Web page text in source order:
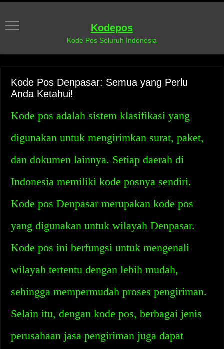
Kodepos
Kode Pos Seluruh Indonesia
Kode Pos Denpasar: Semua yang Perlu
Anda Ketahui!
Kode pos adalah sistem klasifikasi yang
digunakan untuk mengirimkan surat, paket,
dan dokumen lainnya. Setiap daerah di
Indonesia memiliki kode posnya sendiri.
Kode pos Denpasar merupakan kode pos
yang digunakan untuk wilayah Denpasar.
Kode pos ini berfungsi untuk mengenali
wilayah tertentu dengan lebih mudah,
sehingga mempermudah proses pengiriman.
Selain itu, dengan kode pos, berbagai jenis
perusahaan jasa pengiriman juga dapat